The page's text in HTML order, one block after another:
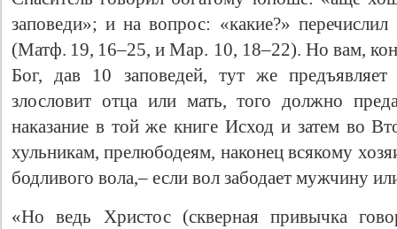
заповеди»; и на вопрос: «какие?»
(Матф. 19, 16–25, и Map. 10, 18–22). Но вам,
Бог, дав 10 заповедей, тут же
злословит отца или мать, того должно
наказание в той же книге Исход и затем во
хульникам, прелюбодеям, наконец всякому
бодливого вола,– если вол забодает мужчину
«Но ведь Христос (скверная привычка